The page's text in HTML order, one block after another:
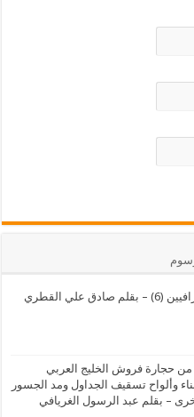
علي القطري
من حجارة فروش الخليج العربي
وألواح تسقيف الجداول ومد الجسور
– بقلم عبد الرسول الغريافي